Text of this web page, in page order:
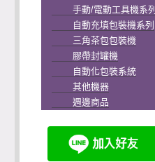
手動/電動工具機系列
自動充填包裝機系列
三角茶包包裝機
膠帶封罐機
自動化包裝系統
其他機器
週邊商品